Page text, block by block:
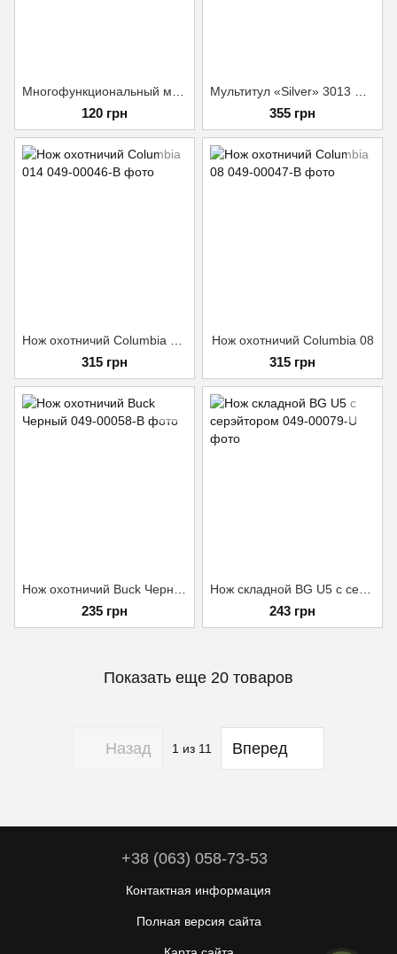
120 грн 355 грн
315 грн
Нож охотничий Columbia 08
315 грн
235 грн 243 грн
Показать еще 20 товаров
Назад 1 из 11 Вперед
+38 (063) 058-73-53
Контактная информация
Полная версия сайта